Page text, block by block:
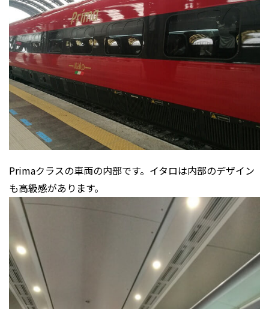
Primaクラスの車両の内部です。イタロは内部のデザイン
も高級感があります。